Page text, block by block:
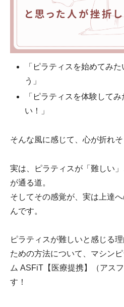
「ピラティスを始めてみ
う」
「ピラティスを体験して
い！」
そんな風に感じて、心が折れ
実は、ピラティスが「難しい
が通る道。
そしてその感覚が、実は上達
んです。
ピラティスが難しいと感じる
ための方法について、マシン
ム ASFiT【医療提携】（アス
す！